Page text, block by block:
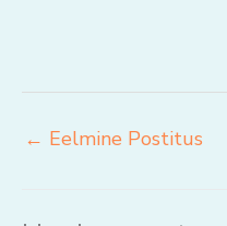
← Eelmine Postitus